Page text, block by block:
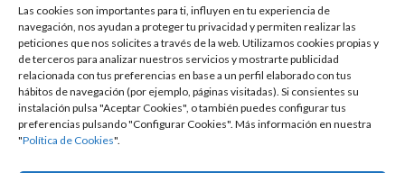
Las cookies son importantes para ti, influyen en tu experiencia de
navegación, nos ayudan a proteger tu privacidad y permiten realizar las
peticiones que nos solicites a través de la web. Utilizamos cookies propias y
de terceros para analizar nuestros servicios y mostrarte publicidad
relacionada con tus preferencias en base a un perfil elaborado con tus
hábitos de navegación (por ejemplo, páginas visitadas). Si consientes su
instalación pulsa "Aceptar Cookies", o también puedes configurar tus
preferencias pulsando "Configurar Cookies". Más información en nuestra
"Política de Cookies".